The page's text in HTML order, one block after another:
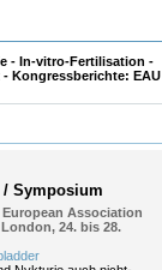
- In-vitro-Fertilisation -
Kongressberichte: EAU
/ Symposium
European Association
24. bis 28.